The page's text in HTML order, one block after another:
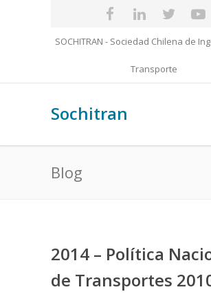
SOCHITRAN - Sociedad Chilena de
Transporte
Sochitran
Blog
2014 – Política
de Transportes